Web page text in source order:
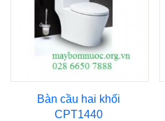
Bàn cầu hai khối
CPT1440